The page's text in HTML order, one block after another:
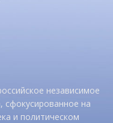
независимое
сфокусированное на
и политическом